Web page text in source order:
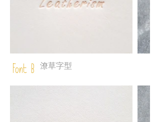
Font B 潦草字型